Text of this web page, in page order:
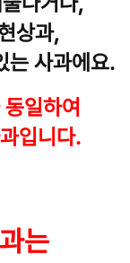
상과,
는 사과에요.
일하여
입니다.
는